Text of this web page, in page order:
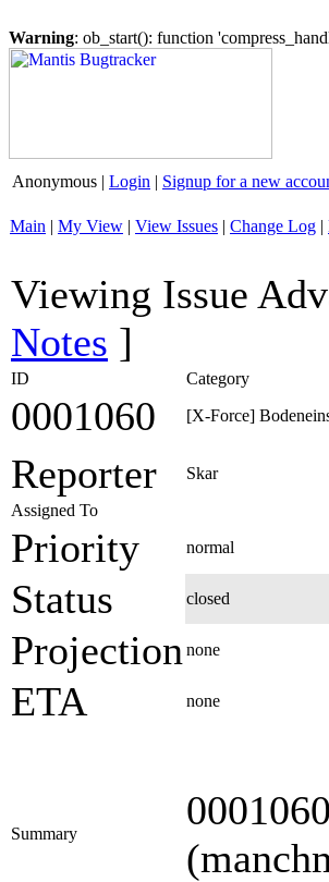
Warning: ob_start(): function
Anonymous | Login | Signup for a new
Main | My View | View Issues | Change Log |
Viewing Issue
Notes ]
ID Category
0001060 [X-Force]
Reporter Skar
Assigned To
Priority normal
Status closed
Projection none
ETA none
Summary